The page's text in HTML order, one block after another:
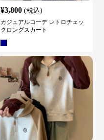
¥3,800 (税込)
カジュアルコーデ レトロチェッ
クロングスカート